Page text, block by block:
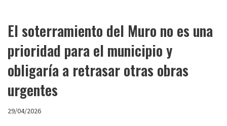
El soterramiento del Muro no es una
prioridad para el municipio y
obligaría a retrasar otras obras
urgentes
29/04/2026